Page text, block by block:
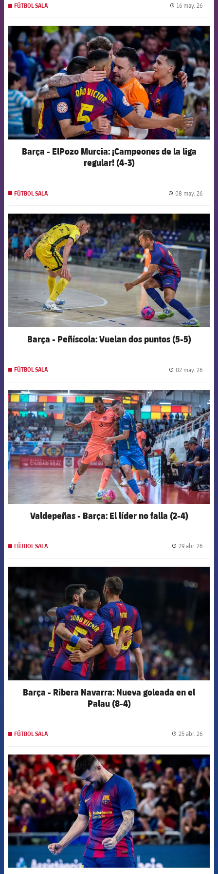
FÚTBOL SALA 16 may. 26
FCB Barcelona badge
Barça - ElPozo Murcia: ¡Campeones de la liga
regular! (4-3)
FÚTBOL SALA 08 may. 26
FCB Barcelona badge
Barça - Peñíscola: Vuelan dos puntos (5-5)
FÚTBOL SALA 02 may. 26
FCB Barcelona badge
Valdepeñas - Barça: El líder no falla (2-4)
FÚTBOL SALA 29 abr. 26
Barça - Ribera Navarra: Nueva goleada en el
Palau (8-4)
FÚTBOL SALA 25 abr. 26
FCB Barcelona badge